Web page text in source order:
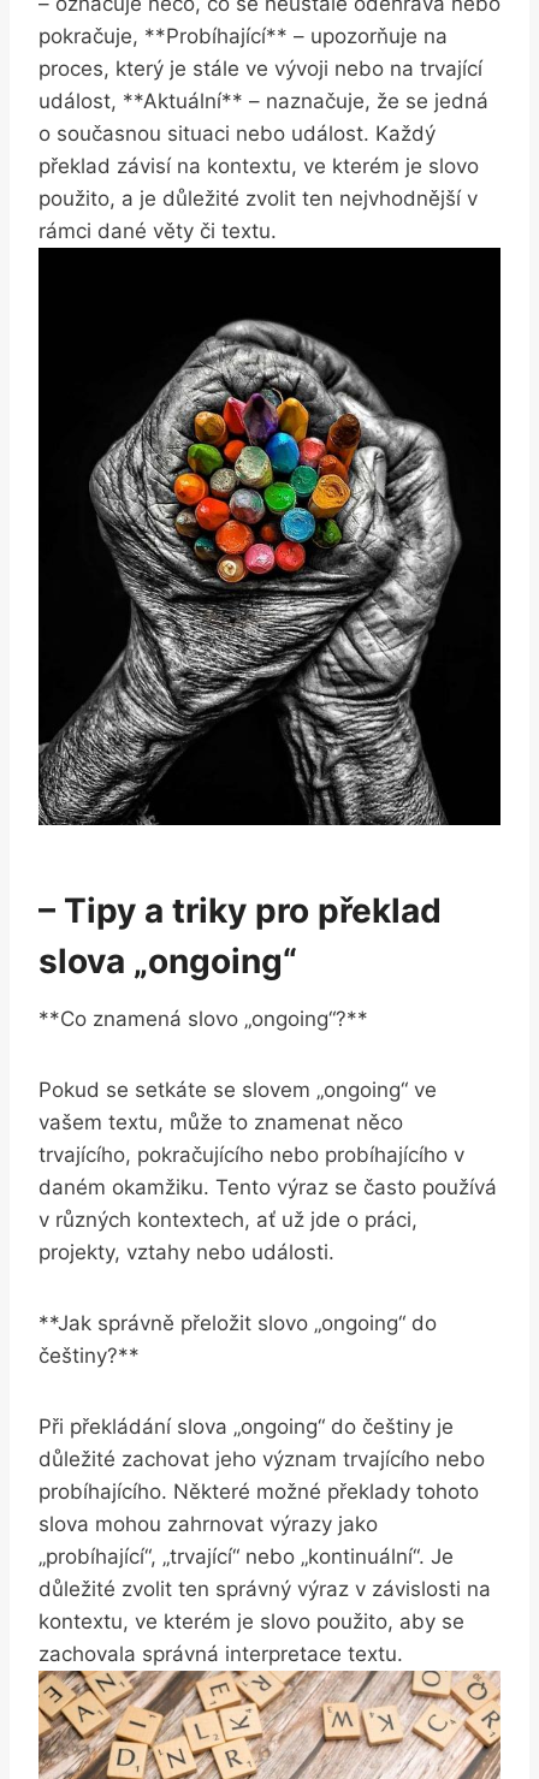
pokračuje, **Probíhající** – upozorňuje na
proces, který je stále ve vývoji nebo na trvající
událost, **Aktuální** – naznačuje, že se jedná
o současnou situaci nebo událost. Každý
překlad závisí na kontextu, ve kterém je slovo
použito, a je důležité zvolit ten nejvhodnější v
rámci dané věty či textu.
– Tipy a triky pro překlad
slova „ongoing“
**Co znamená slovo „ongoing“?**
Pokud se setkáte se slovem „ongoing“ ve
vašem textu, může to znamenat něco
trvajícího, pokračujícího nebo probíhajícího v
daném okamžiku. Tento výraz se často používá
v různých kontextech, ať už jde o práci,
projekty, vztahy nebo události.
**Jak správně přeložit slovo „ongoing“ do
češtiny?**
Při překládání slova „ongoing“ do češtiny je
důležité zachovat jeho význam trvajícího nebo
probíhajícího. Některé možné překlady tohoto
slova mohou zahrnovat výrazy jako
„probíhající“, „trvající“ nebo „kontinuální“. Je
důležité zvolit ten správný výraz v závislosti na
kontextu, ve kterém je slovo použito, aby se
zachovala správná interpretace textu.